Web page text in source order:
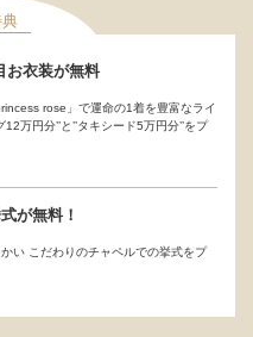
お衣装が無料
rose」で運命の1着を豊富なライ
万円分’’と’’タキシード5万円分’’をプ
が無料！
い こだわりのチャペルでの挙式をプ